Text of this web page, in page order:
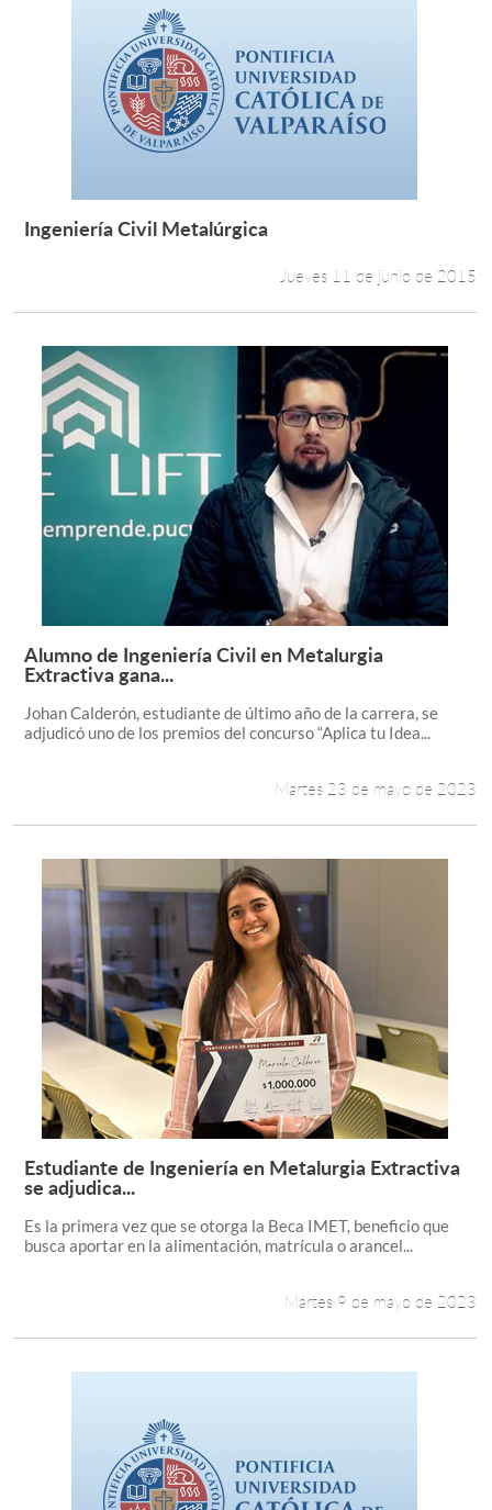
Ingeniería Civil Metalúrgica
Jueves 11 de junio de 2015
Leer más +
Alumno de Ingeniería Civil en Metalurgia
Extractiva gana...
Johan Calderón, estudiante de último año de la carrera, se
adjudicó uno de los premios del concurso “Aplica tu Idea...
Martes 23 de mayo de 2023
Leer más +
Estudiante de Ingeniería en Metalurgia Extractiva
se adjudica...
Es la primera vez que se otorga la Beca IMET, beneficio que
busca aportar en la alimentación, matrícula o arancel...
Martes 9 de mayo de 2023